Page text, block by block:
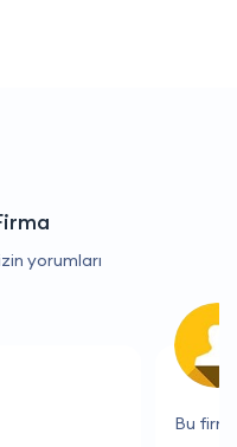
yorumları